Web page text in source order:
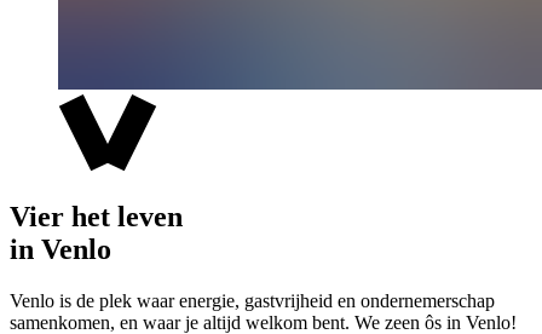
Vier het leven
in Venlo
Venlo is de plek waar energie, gastvrijheid en ondernemerschap
samenkomen, en waar je altijd welkom bent. We zeen ôs in Venlo!